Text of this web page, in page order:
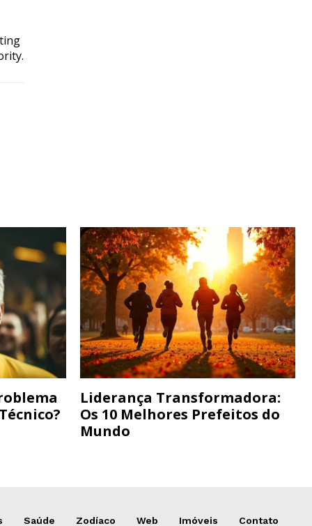
Liderança Transformadora:
Os 10 Melhores Prefeitos do
Mundo
Saúde Zodíaco Web Imóveis Contato